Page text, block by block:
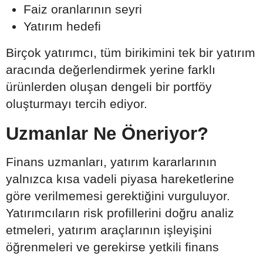
Faiz oranlarının seyri
Yatırım hedefi
Birçok yatırımcı, tüm birikimini tek bir yatırım
aracında değerlendirmek yerine farklı
ürünlerden oluşan dengeli bir portföy
oluşturmayı tercih ediyor.
Uzmanlar Ne Öneriyor?
Finans uzmanları, yatırım kararlarının
yalnızca kısa vadeli piyasa hareketlerine
göre verilmemesi gerektiğini vurguluyor.
Yatırımcıların risk profillerini doğru analiz
etmeleri, yatırım araçlarının işleyişini
öğrenmeleri ve gerekirse yetkili finans